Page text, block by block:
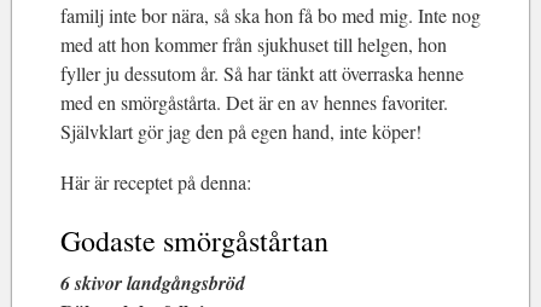
familj inte bor nära, så ska hon få bo med mig. Inte nog
med att hon kommer från sjukhuset till helgen, hon
fyller ju dessutom år. Så har tänkt att överraska henne
med en smörgåstårta. Det är en av hennes favoriter.
Självklart gör jag den på egen hand, inte köper!
Här är receptet på denna:
Godaste smörgåstårtan
6 skivor landgångsbröd